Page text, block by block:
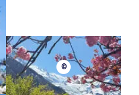
©